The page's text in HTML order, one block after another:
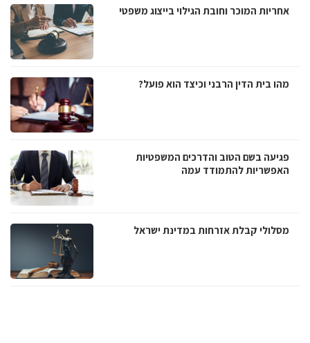
אחריות המוכר וחובת הגילוי בייצוג משפטי
מהו בית הדין הרבני וכיצד הוא פועל?
פגיעה בשם הטוב והדרכים המשפטיות
האפשריות להתמודד עמה
מסלולי קבלת אזרחות במדינת ישראל